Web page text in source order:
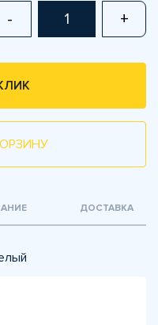
- +
ДОСТАВКА